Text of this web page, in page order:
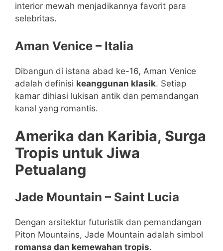
interior mewah menjadikannya favorit para
selebritas.
Aman Venice – Italia
Dibangun di istana abad ke-16, Aman Venice
adalah definisi keanggunan klasik. Setiap
kamar dihiasi lukisan antik dan pemandangan
kanal yang romantis.
Amerika dan Karibia, Surga
Tropis untuk Jiwa
Petualang
Jade Mountain – Saint Lucia
Dengan arsitektur futuristik dan pemandangan
Piton Mountains, Jade Mountain adalah simbol
romansa dan kemewahan tropis.